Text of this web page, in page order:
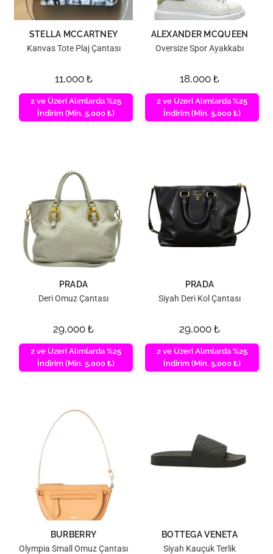
STELLA MCCARTNEY
Kanvas Tote Plaj Çantası
11,000 ₺
2 ve Üzeri Alımlarda %25
İndirim (Min. 5,000 ₺)
ALEXANDER MCQUEEN
Oversize Spor Ayakkabı
18,000 ₺
2 ve Üzeri Alımlarda %25
İndirim (Min. 5,000 ₺)
PRADA
Deri Omuz Çantası
29,000 ₺
2 ve Üzeri Alımlarda %25
İndirim (Min. 5,000 ₺)
PRADA
Siyah Deri Kol Çantası
29,000 ₺
2 ve Üzeri Alımlarda %25
İndirim (Min. 5,000 ₺)
BURBERRY
Olympia Small Omuz Çantası
BOTTEGA VENETA
Siyah Kauçuk Terlik